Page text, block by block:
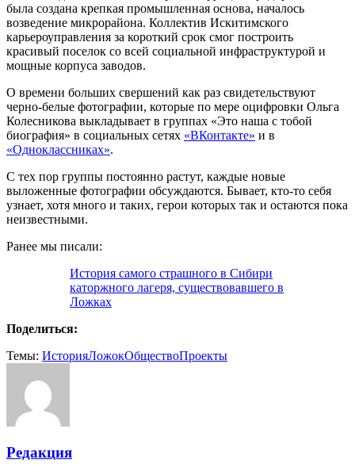
была создана крепкая промышленная основа, началось
возведение микрорайона. Коллектив Искитимского
карьероуправления за короткий срок смог построить
красивый поселок со всей социальной инфраструктурой и
мощные корпуса заводов.
О времени больших свершений как раз свидетельствуют
черно-белые фотографии, которые по мере оцифровки Ольга
Колесникова выкладывает в группах «Это наша с тобой
биография» в социальных сетях «ВКонтакте» и в
«Одноклассниках».
С тех пор группы постоянно растут, каждые новые
выложенные фотографии обсуждаются. Бывает, кто-то себя
узнает, хотя много и таких, герои которых так и остаются пока
неизвестными.
Ранее мы писали:
История самого страшного в Сибири
каторжного лагеря, существовавшего в
Ложках
Поделиться:
Темы: ИсторияЛожокОбществоПроекты
Редакция